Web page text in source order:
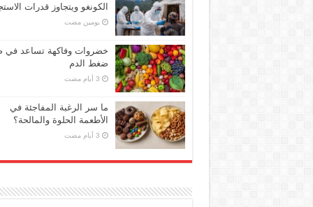
الكونغو ويتجاوز قدرات
‏يومين مضت
خضروات وفاكهة تساعد
ضغط الدم
ما سر الرغبة المفاجئة في
الأطعمة الحلوة والمالحة؟